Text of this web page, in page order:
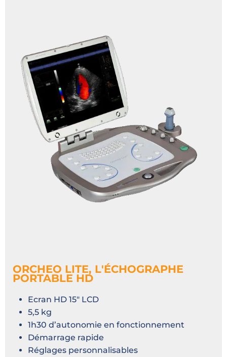
ORCHEO LITE, L'ÉCHOGRAPHE
PORTABLE HD
Ecran HD 15″ LCD
5,5 kg
1h30 d’autonomie en fonctionnement
Démarrage rapide
Réglages personnalisables